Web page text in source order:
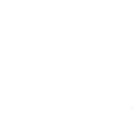
Grundsätze der